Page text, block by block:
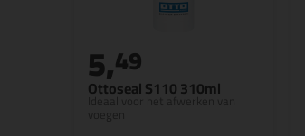
Ottoseal S110 310ml
Ideaal voor het afwerken van
5,49